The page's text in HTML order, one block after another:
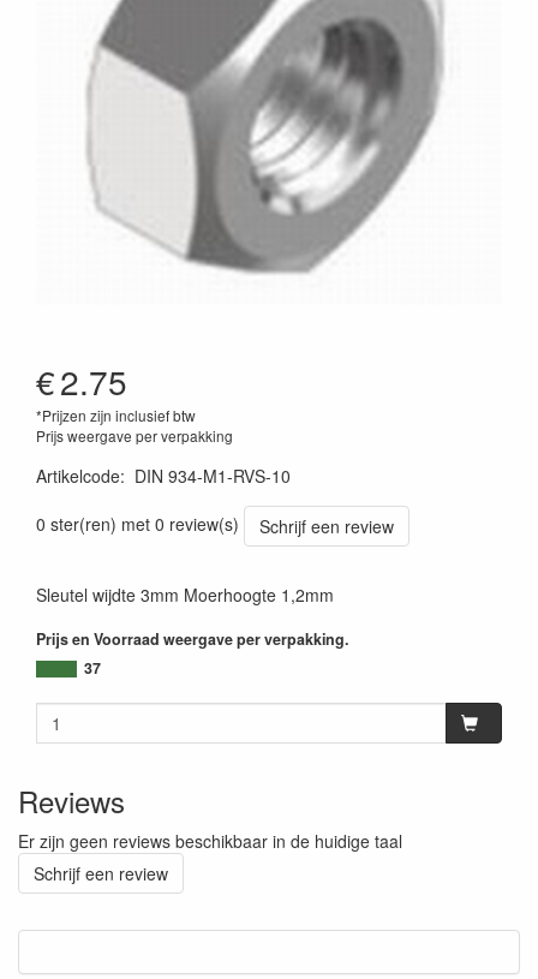
€2.75
*Prijzen zijn inclusief btw
Prijs weergave per verpakking
Artikelcode: DIN 934-M1-RVS-10
0 ster(ren) met 0 review(s)
Schrijf een review
Sleutel wijdte 3mm Moerhoogte 1,2mm
Prijs en Voorraad weergave per verpakking.
37
Reviews
Er zijn geen reviews beschikbaar in de huidige taal
Schrijf een review